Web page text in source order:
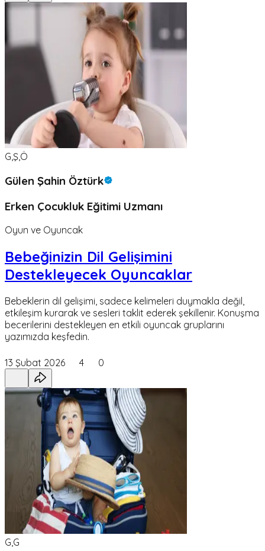
G,Ş,Ö
Gülen Şahin Öztürk
Erken Çocukluk Eğitimi Uzmanı
Oyun ve Oyuncak
Bebeğinizin Dil Gelişimini
Destekleyecek Oyuncaklar
Bebeklerin dil gelişimi, sadece kelimeleri duymakla değil,
etkileşim kurarak ve sesleri taklit ederek şekillenir. Konuşma
becerilerini destekleyen en etkili oyuncak gruplarını
yazımızda keşfedin.
13 Şubat 2026 4 0
G,G